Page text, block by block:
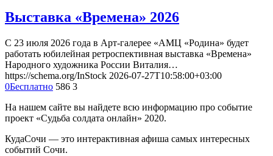
Выставка «Времена» 2026
С 23 июля 2026 года в Арт-галерее «АМЦ «Родина» будет
работать юбилейная ретроспективная выставка «Времена»
Народного художника России Виталия…
https://schema.org/InStock 2026-07-27T10:58:00+03:00
0Бесплатно 586 3
На нашем сайте вы найдете всю информацию про событие
проект «Судьба солдата онлайн» 2020.
КудаСочи — это интерактивная афиша самых интересных
событий Сочи.